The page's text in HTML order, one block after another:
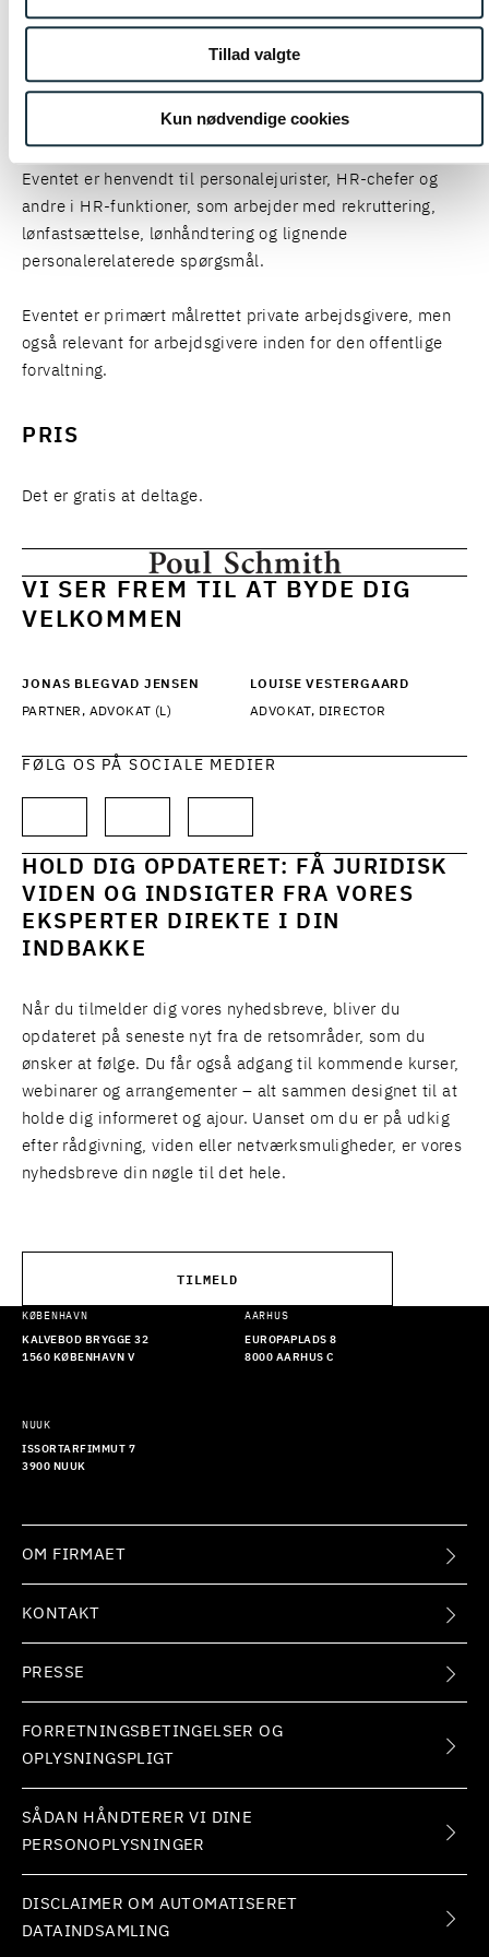
Tillad valgte
Kun nødvendige cookies
PRAKTISK INFORMATION
MÅLGRUPPE
Eventet er henvendt til personalejurister, HR-chefer og
andre i HR-funktioner, som arbejder med rekruttering,
lønfastsættelse, lønhåndtering og lignende
personalerelaterede spørgsmål.
Eventet er primært målrettet private arbejdsgivere, men
også relevant for arbejdsgivere inden for den offentlige
forvaltning.
PRIS
Det er gratis at deltage.
VI SER FREM TIL AT BYDE DIG
VELKOMMEN
JONAS BLEGVAD JENSEN
PARTNER, ADVOKAT (L)
LOUISE VESTERGAARD
ADVOKAT, DIRECTOR
FØLG OS PÅ SOCIALE MEDIER
HOLD DIG OPDATERET: FÅ JURIDISK
VIDEN OG INDSIGTER FRA VORES
EKSPERTER DIREKTE I DIN
INDBAKKE
Når du tilmelder dig vores nyhedsbreve, bliver du
opdateret på seneste nyt fra de retsområder, som du
ønsker at følge. Du får også adgang til kommende kurser,
webinarer og arrangementer – alt sammen designet til at
holde dig informeret og ajour. Uanset om du er på udkig
efter rådgivning, viden eller netværksmuligheder, er vores
nyhedsbreve din nøgle til det hele.
TILMELD
KØBENHAVN
KALVEBOD BRYGGE 32
1560 KØBENHAVN V
AARHUS
EUROPAPLADS 8
8000 AARHUS C
NUUK
ISSORTARFIMMUT 7
3900 NUUK
OM FIRMAET
KONTAKT
PRESSE
FORRETNINGSBETINGELSER OG
OPLYSNINGSPLIGT
SÅDAN HÅNDTERER VI DINE
PERSONOPLYSNINGER
DISCLAIMER OM AUTOMATISERET
DATAINDSAMLING